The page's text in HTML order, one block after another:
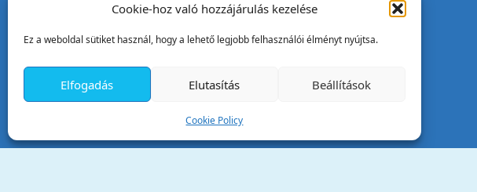
Cookie-hoz való hozzájárulás kezelése
Ez a weboldal sütiket használ, hogy a lehető legjobb felhasználói élményt nyújtsa.
Elfogadás Elutasítás Beállítások
Cookie Policy
Tata Város Önkormányzata
2890 Tata, Kossuth tér 1.
+36 34 / 587 078
Email:ph@tata.hu